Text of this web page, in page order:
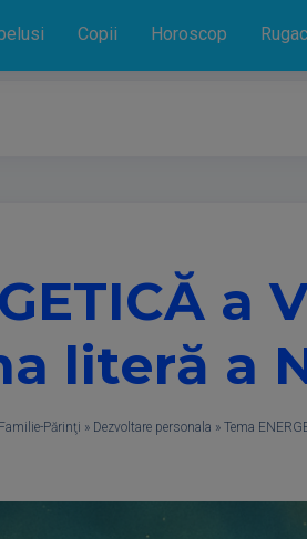
Copii Horoscop
a
literă a
Familie-Părinţi » Dezvoltare personala » Tema